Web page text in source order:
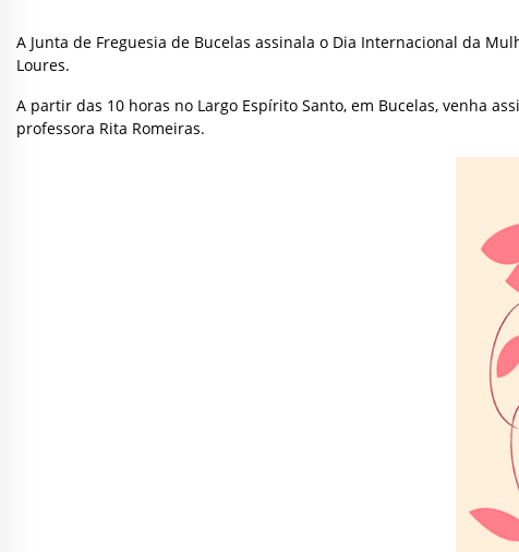
A Junta de Freguesia de Bucelas assinala o Dia Internacional da
Loures.
A partir das 10 horas no Largo Espírito Santo, em Bucelas, venha
professora Rita Romeiras.